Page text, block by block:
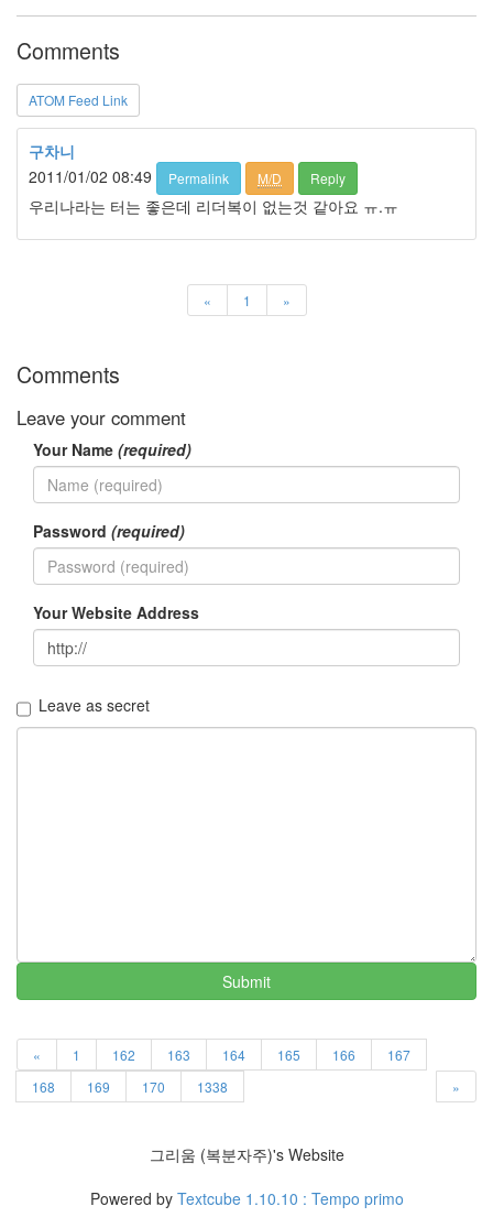
Comments
ATOM Feed Link
구차니
2011/01/02 08:49
Permalink M/D Reply
우리나라는 터는 좋은데 리더복이 없는것 같아요 ㅠ.ㅠ
« 1 »
Comments
Leave your comment
Your Name (required)
Password (required)
Your Website Address
Leave as secret
Submit
« 1 162 163 164 165 166
167
168
169 170 1338 »
이
K-
Capture
0
블
로
그
러
사
4
Todo
List
사
는
이
야
936
치
련
이
상
서
의
감
동
그리움 (복분자주)'s Website
Powered by Textcube 1.10.10 : Tempo primo